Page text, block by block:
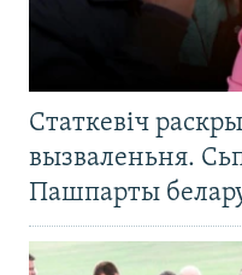
Статкевіч
вызваленьня.
Пашпарты